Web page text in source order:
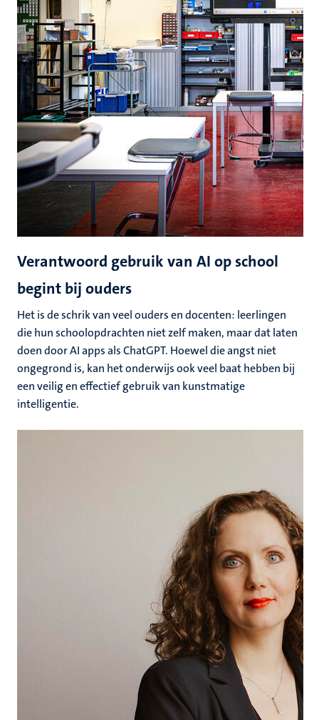
Verantwoord gebruik van AI op school
begint bij ouders
Het is de schrik van veel ouders en docenten: leerlingen
die hun schoolopdrachten niet zelf maken, maar dat laten
doen door AI apps als ChatGPT. Hoewel die angst niet
ongegrond is, kan het onderwijs ook veel baat hebben bij
een veilig en effectief gebruik van kunstmatige
intelligentie.